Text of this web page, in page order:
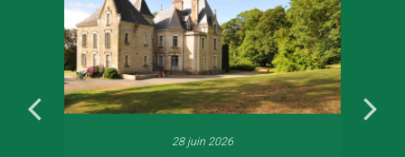
28 juin 2026